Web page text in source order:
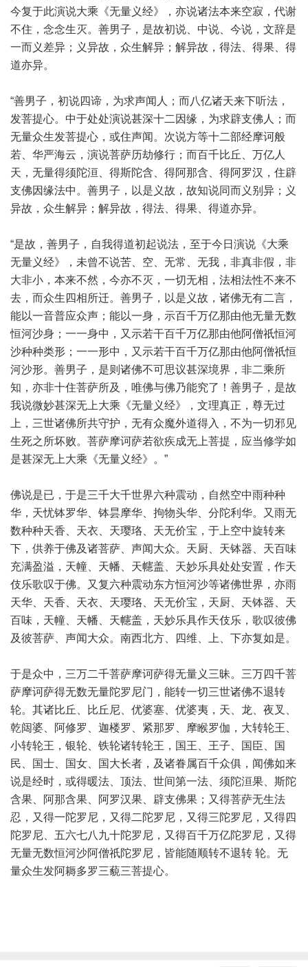
今复于此演说大乘《无量义经》，亦说诸法本来空寂，代谢
不住，念念生灭。善男子，是故初说、中说、今说，文辞是
一而义差异；义异故，众生解异；解异故，得法、得果、得
道亦异。
“善男子，初说四谛，为求声闻人；而八亿诸天来下听法，
发菩提心。中于处处演说甚深十二因缘，为求辟支佛人；而
无量众生发菩提心，或住声闻。次说方等十二部经摩诃般
若、华严海云，演说菩萨历劫修行；而百千比丘、万亿人
天，无量得须陀洹、得斯陀含、得阿那含、得阿罗汉，住辟
支佛因缘法中。善男子，以是义故，故知说同而义别异；义
异故，众生解异；解异故，得法、得果、得道亦异。
“是故，善男子，自我得道初起说法，至于今日演说《大乘
无量义经》，未曾不说苦、空、无常、无我，非真非假，非
大非小，本来不然，今亦不灭，一切无相，法相法性不来不
去，而众生四相所迁。善男子，以是义故，诸佛无有二言，
能以一音普应众声；能以一身，示百千万亿那由他无量无数
恒河沙身；一一身中，又示若干百千万亿那由他阿僧祇恒河
沙种种类形；一一形中，又示若干百千万亿那由他阿僧祇恒
河沙形。善男子，是则诸佛不可思议甚深境界，非二乘所
知，亦非十住菩萨所及，唯佛与佛乃能究了！善男子，是故
我说微妙甚深无上大乘《无量义经》，文理真正，尊无过
上，三世诸佛所共守护，无有众魔外道得入，不为一切邪见
生死之所坏败。菩萨摩诃萨若欲疾成无上菩提，应当修学如
是甚深无上大乘《无量义经》。”
佛说是已，于是三千大千世界六种震动，自然空中雨种种
华，天忧钵罗华、钵昙摩华、拘物头华、分陀利华。又雨无
数种种天香、天衣、天璎珞、天无价宝，于上空中旋转来
下，供养于佛及诸菩萨、声闻大众。天厨、天钵器、天百味
充满盈溢，天幢、天幡、天幰盖、天妙乐具处处安置，作天
伎乐歌叹于佛。又复六种震动东方恒河沙等诸佛世界，亦雨
天华、天香、天衣、天璎珞、天无价宝，天厨、天钵器、天
百味，天幢、天幡、天幰盖，天妙乐具作天伎乐，歌叹彼佛
及彼菩萨、声闻大众。南西北方、四维、上、下亦复如是。
于是众中，三万二千菩萨摩诃萨得无量义三昧。三万四千菩
萨摩诃萨得无数无量陀罗尼门，能转一切三世诸佛不退转
轮。其诸比丘、比丘尼、优婆塞、优婆夷，天、龙、夜叉、
乾闼婆、阿修罗、迦楼罗、紧那罗、摩睺罗伽，大转轮王、
小转轮王，银轮、铁轮诸转轮王，国王、王子、国臣、国
民、国士、国女、国大长者，及诸眷属百千众俱，闻佛如来
说是经时，或得暖法、顶法、世间第一法、须陀洹果、斯陀
含果、阿那含果、阿罗汉果、辟支佛果；又得菩萨无生法
忍，又得一陀罗尼，又得二陀罗尼，又得三陀罗尼，又得四
陀罗尼、五六七八九十陀罗尼，又得百千万亿陀罗尼，又得
无量无数恒河沙阿僧祇陀罗尼，皆能随顺转不退转 轮。无
量众生发阿耨多罗三藐三菩提心。